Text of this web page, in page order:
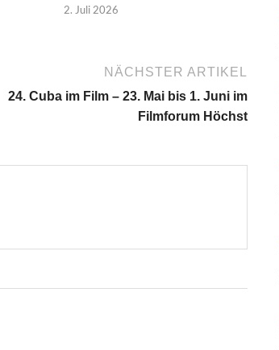
2. Juli 2026
NÄCHSTER ARTIKEL
24. Cuba im Film – 23. Mai bis 1. Juni im
Filmforum Höchst